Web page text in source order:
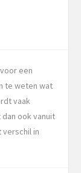
een
te weten wat
vaak
ook vanuit
in